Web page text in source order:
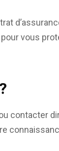
vous
contacter